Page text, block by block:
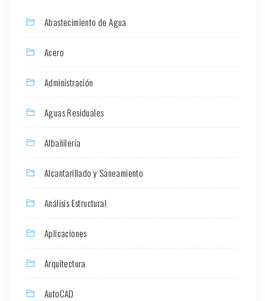
Abastecimiento de Agua
Acero
Administración
Aguas Residuales
Albañilería
Alcantarillado y Saneamiento
Análisis Estructural
Aplicaciones
Arquitectura
AutoCAD